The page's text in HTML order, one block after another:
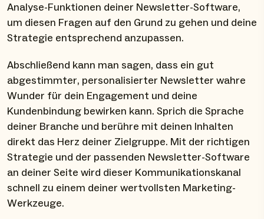
Analyse-Funktionen deiner Newsletter-Software,
um diesen Fragen auf den Grund zu gehen und deine
Strategie entsprechend anzupassen.
Abschließend kann man sagen, dass ein gut
abgestimmter, personalisierter Newsletter wahre
Wunder für dein Engagement und deine
Kundenbindung bewirken kann. Sprich die Sprache
deiner Branche und berühre mit deinen Inhalten
direkt das Herz deiner Zielgruppe. Mit der richtigen
Strategie und der passenden Newsletter-Software
an deiner Seite wird dieser Kommunikationskanal
schnell zu einem deiner wertvollsten Marketing-
Werkzeuge.